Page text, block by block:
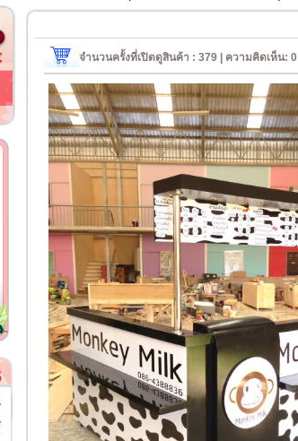
จำนวนครั้งที่เปิดดูสินค้า : 379 | ความคิดเห็น: 0